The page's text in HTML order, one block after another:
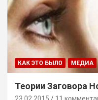
КАК ЭТО БЫЛО МЕДИА
Теории Заговора